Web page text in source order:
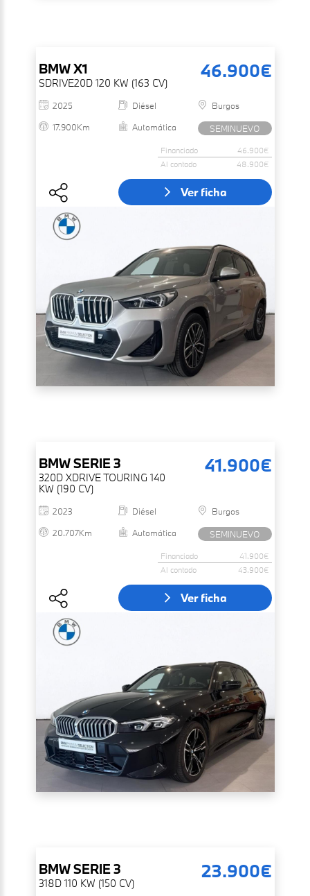
BMWX1
SDRIVE20D 120 KW (163 CV)
46.900€
2025 Diésel
Burgos
17.900Km
Automática SEMINUEVO
Financiado
46.900€
Al contado
48.900€
Ver ficha
BMWSERIE 3
320D XDRIVE TOURING 140
KW (190 CV)
41.900€
2023 Diésel
Burgos
20.707Km
Automática SEMINUEVO
Financiado
41.900€
Al contado
43.900€
Ver ficha
BMWSERIE 3
318D 110 KW (150 CV)
23.900€